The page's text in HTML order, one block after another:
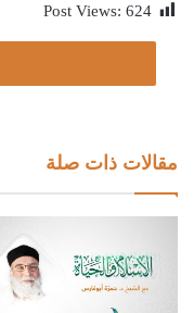
Post Views: 624
مقالات ذات صلة